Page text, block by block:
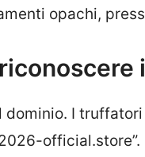
opachi,
dominio. I